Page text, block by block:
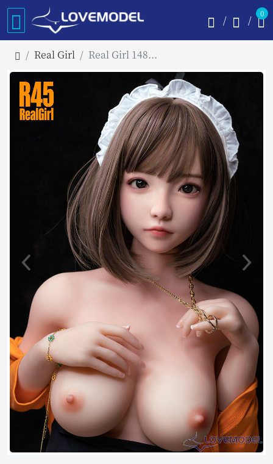
0
Real Girl Real Girl 148cm Cカップ R45頭部 軟性シリコンヘッド TPE製ラブドール